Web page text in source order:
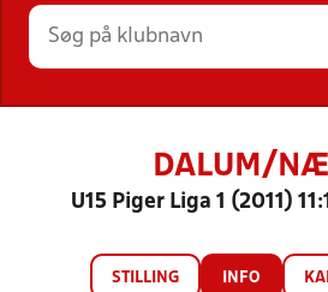
HOLD
DALUM/
U15 Piger Liga 1 (2011)
STILLING INFO